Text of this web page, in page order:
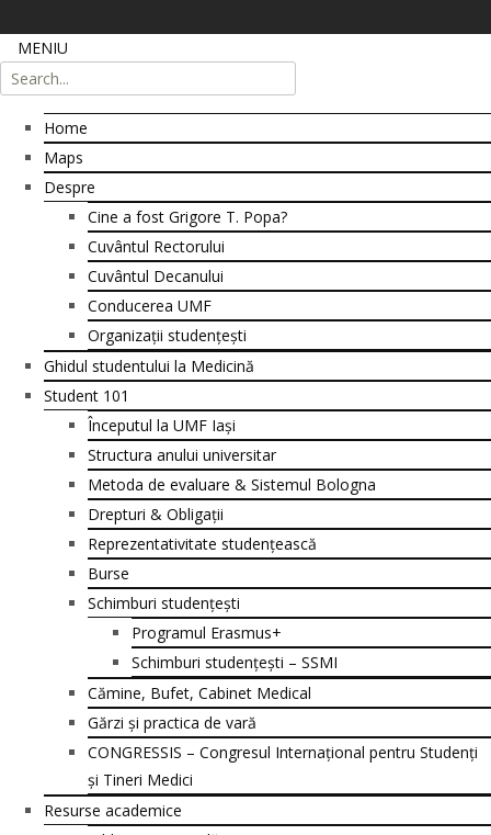
MENIU
Home
Maps
Despre
Cine a fost Grigore T. Popa?
Cuvântul Rectorului
Cuvântul Decanului
Conducerea UMF
Organizații studențești
Ghidul studentului la Medicină
Student 101
Începutul la UMF Iași
Structura anului universitar
Metoda de evaluare & Sistemul Bologna
Drepturi & Obligații
Reprezentativitate studențească
Burse
Schimburi studențești
Programul Erasmus+
Schimburi studențești – SSMI
Cămine, Bufet, Cabinet Medical
Gărzi și practica de vară
CONGRESSIS – Congresul Internațional pentru Studenți
și Tineri Medici
Resurse academice